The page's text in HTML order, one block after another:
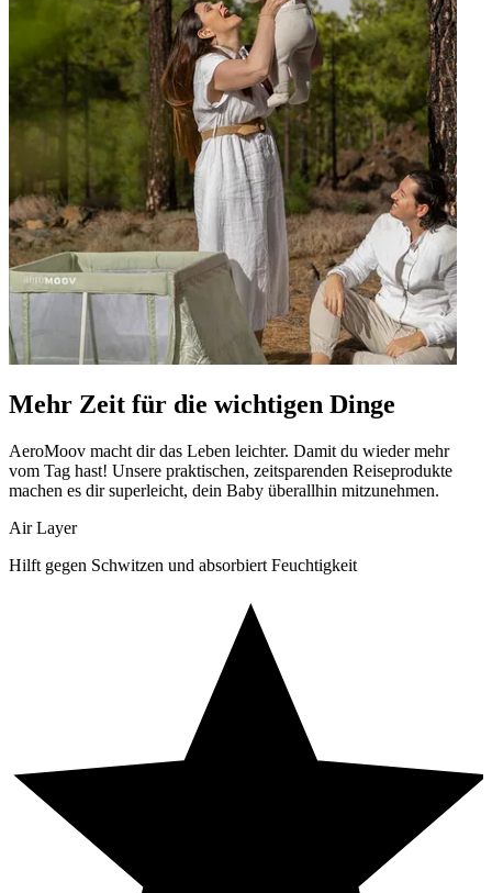
Mehr Zeit für die wichtigen Dinge
AeroMoov macht dir das Leben leichter. Damit du wieder mehr
vom Tag hast! Unsere praktischen, zeitsparenden Reiseprodukte
machen es dir superleicht, dein Baby überallhin mitzunehmen.
Air Layer
Hilft gegen Schwitzen und absorbiert Feuchtigkeit